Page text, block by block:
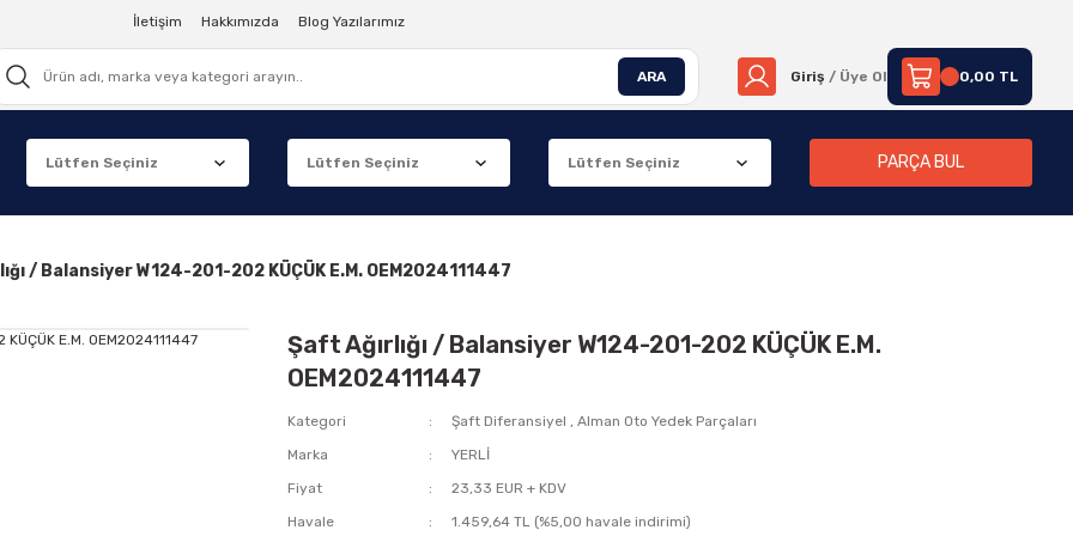
İletişim Hakkımızda Blog Yazılarımız
ARA Giriş / Üye Ol 0,00 TL
PARÇA BUL
/ Balansiyer W124-201-202 KÜÇÜK E.M. OEM2024111447
Şaft Ağırlığı / Balansiyer W124-201-202 KÜÇÜK E.M.
OEM2024111447
Kategori Şaft Diferansiyel ,Alman Oto Yedek Parçaları
Marka
YERLİ
Fiyat
23,33 EUR + KDV
Havale
1.459,64 TL (%5,00 havale indirimi)